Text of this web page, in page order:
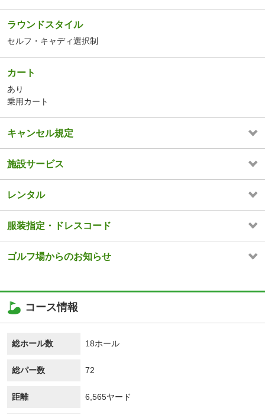
ラウンドスタイル
セルフ・キャディ選択制
カート
あり
乗用カート
キャンセル規定
施設サービス
レンタル
服装指定・ドレスコード
ゴルフ場からのお知らせ
コース情報
総ホール数 18ホール
総パー数 72
距離 6,565ヤード